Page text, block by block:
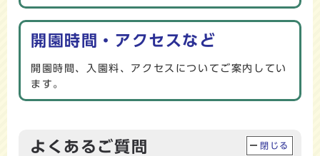
開園時間・アクセスなど
開園時間、入園料、アクセスについてご案内してい
ます。
よくあるご質問 閉じる